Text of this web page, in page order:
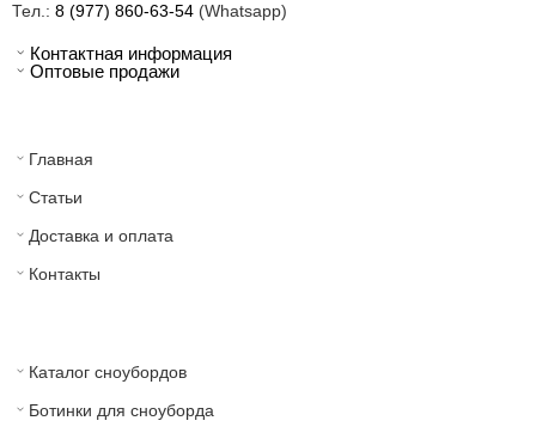
Тел.: 8 (977) 860-63-54 (Whatsapp)
Контактная информация
Оптовые продажи
Главная
Статьи
Доставка и оплата
Контакты
Каталог сноубордов
Ботинки для сноуборда